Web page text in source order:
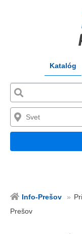
Katalóg
Info-Prešov
Prešov